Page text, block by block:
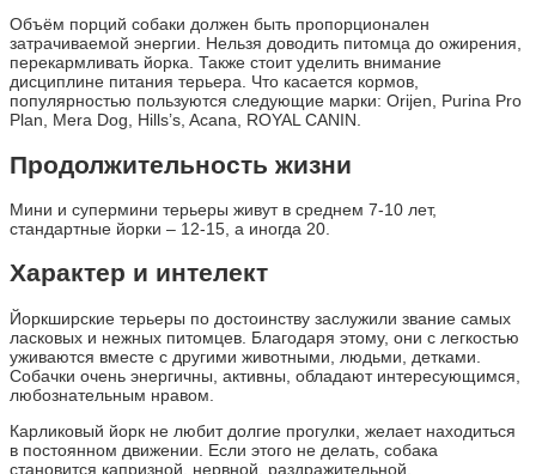
Объём порций собаки должен быть пропорционален
затрачиваемой энергии. Нельзя доводить питомца до ожирения,
перекармливать йорка. Также стоит уделить внимание
дисциплине питания терьера. Что касается кормов,
популярностью пользуются следующие марки: Orijen, Purina Pro
Plan, Mera Dog, Hills’s, Acana, ROYAL CANIN.
Продолжительность жизни
Мини и супермини терьеры живут в среднем 7-10 лет,
стандартные йорки – 12-15, а иногда 20.
Характер и интелект
Йоркширские терьеры по достоинству заслужили звание самых
ласковых и нежных питомцев. Благодаря этому, они с легкостью
уживаются вместе с другими животными, людьми, детками.
Собачки очень энергичны, активны, обладают интересующимся,
любознательным нравом.
Карликовый йорк не любит долгие прогулки, желает находиться
в постоянном движении. Если этого не делать, собака
становится капризной, нервной, раздражительной.